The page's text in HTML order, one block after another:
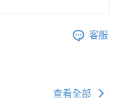
客服
查看全部